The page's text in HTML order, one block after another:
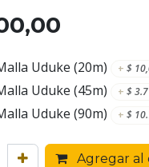
Uduke (20m) + $
Uduke (45m) + $
Uduke (90m) + $
Agregar al